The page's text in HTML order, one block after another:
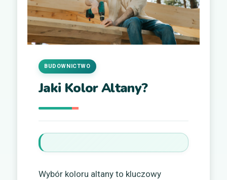
Jaki Kolor Altany?
BUDOWNICTWO
Wybór koloru altany to kluczowy